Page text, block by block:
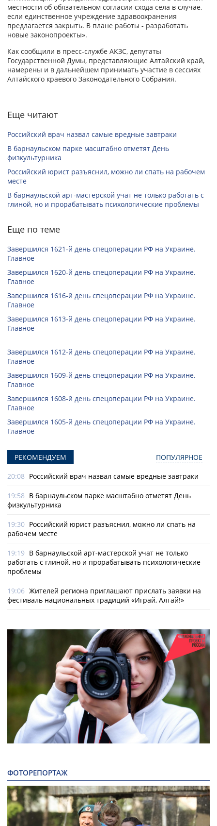
местности об обязательном согласии схода села в случае,
если единственное учреждение здравоохранения
предлагается закрыть. В плане работы - разработать
новые законопроекты».
Как сообщили в пресс-службе АКЗС, депутаты
Государственной Думы, представляющие Алтайский край,
намерены и в дальнейшем принимать участие в сессиях
Алтайского краевого Законодательного Собрания.
Еще читают
Российский врач назвал самые вредные завтраки
В барнаульском парке масштабно отметят День
физкультурника
Российский юрист разъяснил, можно ли спать на рабочем
месте
В барнаульской арт-мастерской учат не только работать с
глиной, но и прорабатывать психологические проблемы
Еще по теме
Завершился 1621-й день спецоперации РФ на Украине.
Главное
Завершился 1620-й день спецоперации РФ на Украине.
Главное
Завершился 1616-й день спецоперации РФ на Украине.
Главное
Завершился 1613-й день спецоперации РФ на Украине.
Главное
Завершился 1612-й день спецоперации РФ на Украине.
Главное
Завершился 1609-й день спецоперации РФ на Украине.
Главное
Завершился 1608-й день спецоперации РФ на Украине.
Главное
Завершился 1605-й день спецоперации РФ на Украине.
Главное
РЕКОМЕНДУЕМ ПОПУЛЯРНОЕ
20:08 Российский врач назвал самые вредные завтраки
19:58 В барнаульском парке масштабно отметят День
физкультурника
19:30 Российский юрист разъяснил, можно ли спать на
рабочем месте
19:19 В барнаульской арт-мастерской учат не только
работать с глиной, но и прорабатывать психологические
проблемы
19:06 Жителей региона приглашают прислать заявки на
фестиваль национальных традиций «Играй, Алтай!»
ФОТОРЕПОРТАЖ